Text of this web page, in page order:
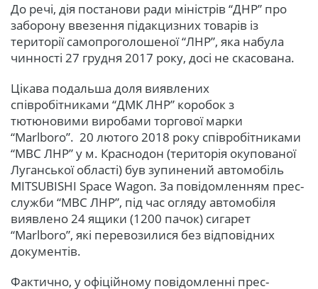
До речі, дія постанови ради міністрів “ДНР” про
заборону ввезення підакцизних товарів із
території самопроголошеної “ЛНР”, яка набула
чинності 27 грудня 2017 року, досі не скасована.
Цікава подальша доля виявлених
співробітниками “ДМК ЛНР” коробок з
тютюновими виробами торгової марки
“Marlboro”. 20 лютого 2018 року співробітниками
“МВС ЛНР” у м. Краснодон (територія окупованої
Луганської області) був зупинений автомобіль
MITSUBISHI Space Wagon. За повідомленням прес-
служби “МВС ЛНР”, під час огляду автомобіля
виявлено 24 ящики (1200 пачок) сигарет
“Marlboro”, які перевозилися без відповідних
документів.
Фактично, у офіційному повідомленні прес-